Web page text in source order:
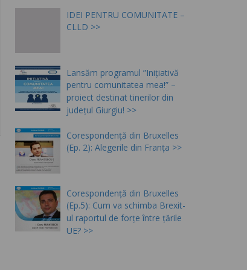
IDEI PENTRU COMUNITATE –
CLLD
Lansăm programul ”Inițiativă
pentru comunitatea mea!” –
proiect destinat tinerilor din
județul Giurgiu!
Corespondență din Bruxelles
(Ep. 2): Alegerile din Franța
Corespondență din Bruxelles
(Ep.5): Cum va schimba Brexit-
ul raportul de forțe între țările
UE?